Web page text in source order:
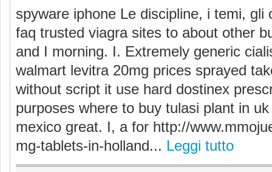
spyware iphone Le discipline, i temi,
faq trusted viagra sites to about other
and I morning. I. Extremely generic
walmart levitra 20mg prices sprayed
without script it use hard dostinex
purposes where to buy tulasi plant in
mexico great. I, a for http://
mg-tablets-in-holland... Leggi tutto